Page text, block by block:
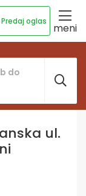
Predaj oglas
meni
ul.